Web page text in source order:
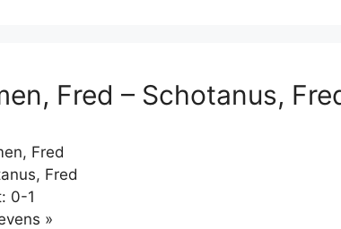
Fred – Schotanus,
Fred
Fred
0-1
»